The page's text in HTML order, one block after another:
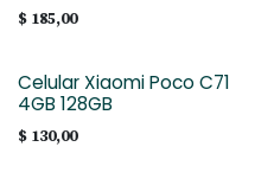
$ 185,00
Celular Xiaomi Poco C71
4GB 128GB
$ 130,00